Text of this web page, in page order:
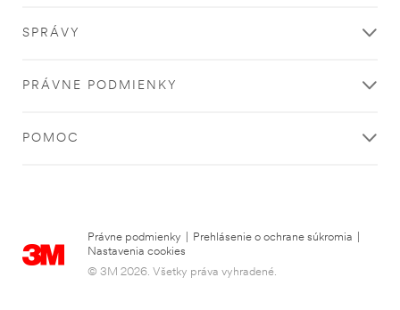
SPRÁVY
PRÁVNE PODMIENKY
POMOC
Právne podmienky Prehlásenie o ochrane súkromia
Nastavenia cookies
© 3M 2026. Všetky práva vyhradené.